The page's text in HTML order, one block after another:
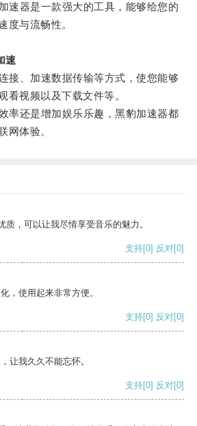
器是一款强大的工具，能够给您的
度与流畅性。
速
、加速数据传输等方式，使您能够
看视频以及下载文件等。
还是增加娱乐乐趣，黑豹加速器都
网体验。
质，可以让我尽情享受音乐的魅力。
支持[0] 反对[0]
，使用起来非常方便。
支持[0] 反对[0]
让我久久不能忘怀。
支持[0] 反对[0]